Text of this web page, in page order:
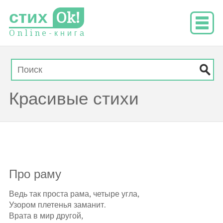
стих Ok!
O n l i n e - к н и г а
Красивые стихи
Про раму
Ведь так проста рама, четыре угла,
Узором плетенья заманит.
Врата в мир другой,